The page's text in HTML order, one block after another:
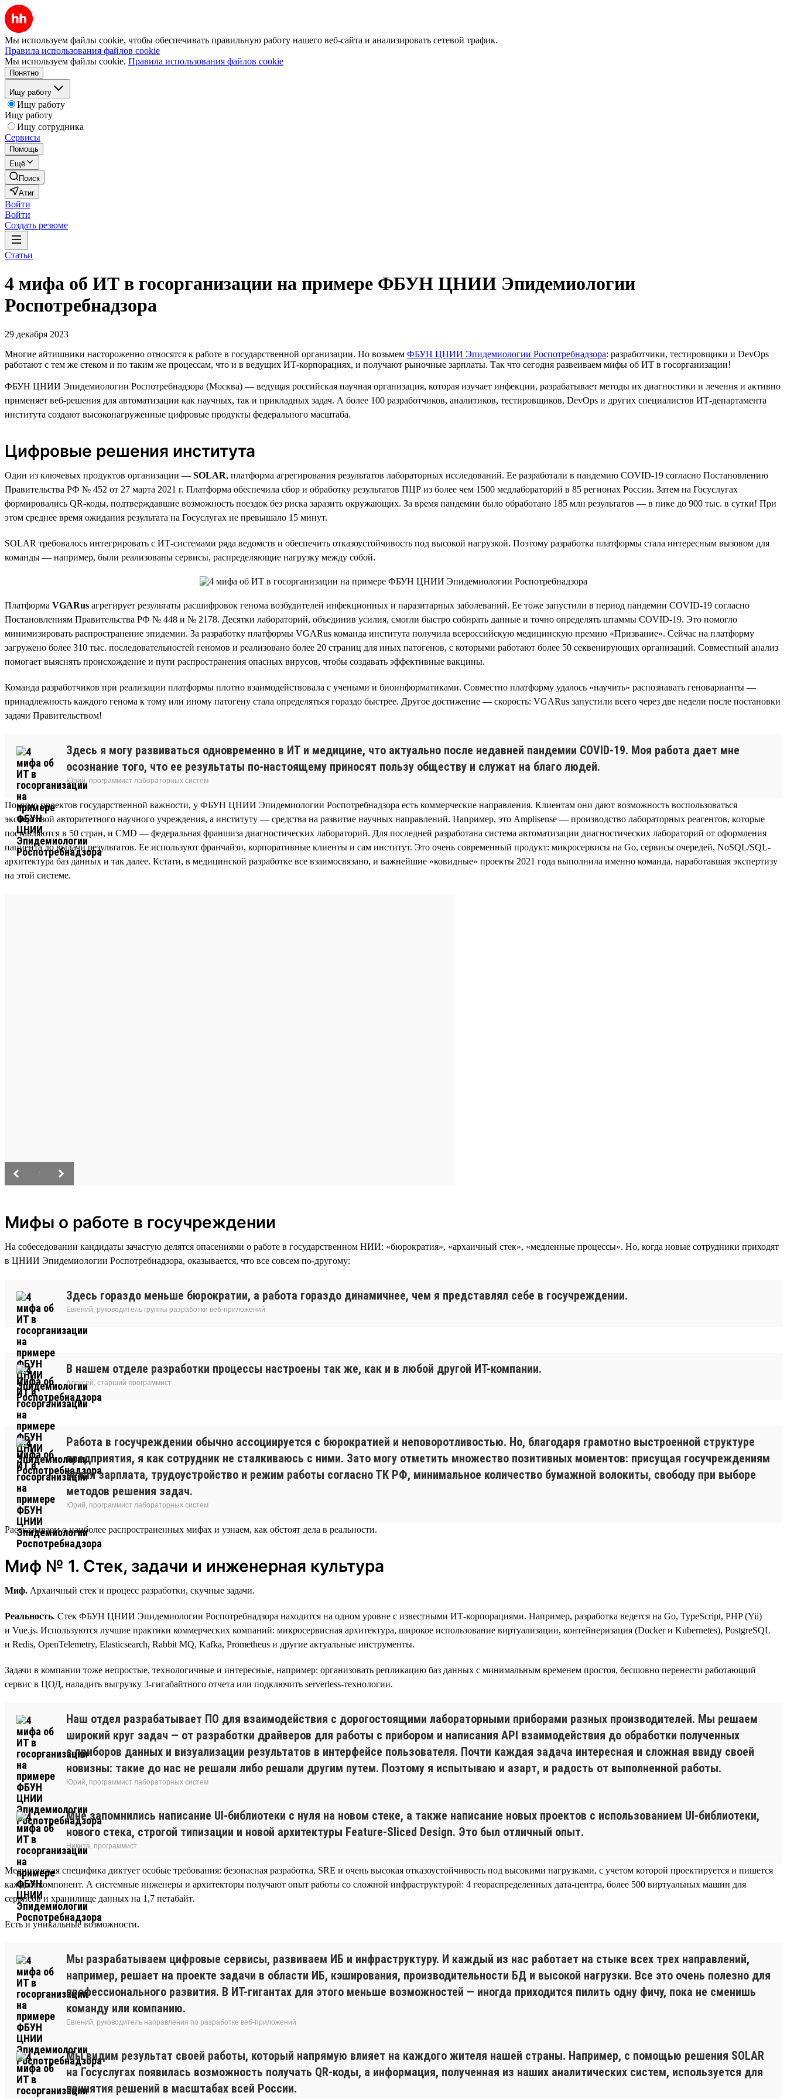
Мы используем файлы cookie, чтобы обеспечивать правильную работу нашего веб-сайта и анализировать сетевой трафик.
Правила использования файлов cookie
Мы используем файлы cookie. Правила использования файлов cookie
Понятно
Ищу работу
Ищу работу
Ищу работу
Ищу сотрудника
Сервисы
Помощь
Ещё
Поиск
Атиг
Войти
Войти
Создать резюме
Статьи
4 мифа об ИТ в госорганизации на примере ФБУН ЦНИИ Эпидемиологии
Роспотребнадзора
29 декабря 2023
Многие айтишники настороженно относятся к работе в государственной организации. Но возьмем ФБУН ЦНИИ Эпидемиологии Роспотребнадзора: разработчики, тестировщики и DevOps
работают с тем же стеком и по таким же процессам, что и в ведущих ИТ-корпорациях, и получают рыночные зарплаты. Так что сегодня развеиваем мифы об ИТ в госорганизации!
ФБУН ЦНИИ Эпидемиологии Роспотребнадзора (Москва) — ведущая российская научная организация, которая изучает инфекции, разрабатывает методы их диагностики и лечения и активно
применяет веб-решения для автоматизации как научных, так и прикладных задач. А более 100 разработчиков, аналитиков, тестировщиков, DevOps и других специалистов ИТ-департамента
института создают высоконагруженные цифровые продукты федерального масштаба.
Цифровые решения института
Один из ключевых продуктов организации — SOLAR, платформа агрегирования результатов лабораторных исследований. Ее разработали в пандемию COVID-19 согласно Постановлению
Правительства РФ № 452 от 27 марта 2021 г. Платформа обеспечила сбор и обработку результатов ПЦР из более чем 1500 медлабораторий в 85 регионах России. Затем на Госуслугах
формировались QR-коды, подтверждавшие возможность поездок без риска заразить окружающих. За время пандемии было обработано 185 млн результатов — в пике до 900 тыс. в сутки! При
этом среднее время ожидания результата на Госуслугах не превышало 15 минут.
SOLAR требовалось интегрировать с ИТ-системами ряда ведомств и обеспечить отказоустойчивость под высокой нагрузкой. Поэтому разработка платформы стала интересным вызовом для
команды — например, были реализованы сервисы, распределяющие нагрузку между собой.
Платформа VGARus агрегирует результаты расшифровок генома возбудителей инфекционных и паразитарных заболеваний. Ее тоже запустили в период пандемии COVID-19 согласно
Постановлениям Правительства РФ № 448 и № 2178. Десятки лабораторий, объединив усилия, смогли быстро собирать данные и точно определять штаммы COVID-19. Это помогло
минимизировать распространение эпидемии. За разработку платформы VGARus команда института получила всероссийскую медицинскую премию «Призвание». Сейчас на платформу
загружено более 310 тыс. последовательностей геномов и реализовано более 20 страниц для иных патогенов, с которыми работают более 50 секвенирующих организаций. Совместный анализ
помогает выяснять происхождение и пути распространения опасных вирусов, чтобы создавать эффективные вакцины.
Команда разработчиков при реализации платформы плотно взаимодействовала с учеными и биоинформатиками. Совместно платформу удалось «научить» распознавать геноварианты —
принадлежность каждого генома к тому или иному патогену стала определяться гораздо быстрее. Другое достижение — скорость: VGARus запустили всего через две недели после постановки
задачи Правительством!
Здесь я могу развиваться одновременно в ИТ и медицине, что актуально после недавней пандемии COVID-19. Моя работа дает мне
осознание того, что ее результаты по-настоящему приносят пользу обществу и служат на благо людей.
Юрий, программист лабораторных систем
Помимо проектов государственной важности, у ФБУН ЦНИИ Эпидемиологии Роспотребнадзора есть коммерческие направления. Клиентам они дают возможность воспользоваться
экспертизой авторитетного научного учреждения, а институту — средства на развитие научных направлений. Например, это Amplisense — производство лабораторных реагентов, которые
поставляются в 50 стран, и CMD — федеральная франшиза диагностических лабораторий. Для последней разработана система автоматизации диагностических лабораторий от оформления
пациента до выдачи результатов. Ее используют франчайзи, корпоративные клиенты и сам институт. Это очень современный продукт: микросервисы на Go, сервисы очередей, NoSQL/SQL-
архитектура баз данных и так далее. Кстати, в медицинской разработке все взаимосвязано, и важнейшие «ковидные» проекты 2021 года выполнила именно команда, наработавшая экспертизу
на этой системе.
Мифы о работе в госучреждении
На собеседовании кандидаты зачастую делятся опасениями о работе в государственном НИИ: «бюрократия», «архаичный стек», «медленные процессы». Но, когда новые сотрудники приходят
в ЦНИИ Эпидемиологии Роспотребнадзора, оказывается, что все совсем по-другому:
Здесь гораздо меньше бюрократии, а работа гораздо динамичнее, чем я представлял себе в госучреждении.
Евгений, руководитель группы разработки веб-приложений
В нашем отделе разработки процессы настроены так же, как и в любой другой ИТ-компании.
Алексей, старший программист
Работа в госучреждении обычно ассоциируется с бюрократией и неповоротливостью. Но, благодаря грамотно выстроенной структуре
предприятия, я как сотрудник не сталкиваюсь с ними. Зато могу отметить множество позитивных моментов: присущая госучреждениям
белая зарплата, трудоустройство и режим работы согласно ТК РФ, минимальное количество бумажной волокиты, свободу при выборе
методов решения задач.
Юрий, программист лабораторных систем
Рассказываем о наиболее распространенных мифах и узнаем, как обстоят дела в реальности.
Миф № 1. Стек, задачи и инженерная культура
Миф. Архаичный стек и процесс разработки, скучные задачи.
Реальность. Стек ФБУН ЦНИИ Эпидемиологии Роспотребнадзора находится на одном уровне с известными ИТ-корпорациями. Например, разработка ведется на Go, TypeScript, PHP (Yii)
и Vue.js. Используются лучшие практики коммерческих компаний: микросервисная архитектура, широкое использование виртуализации, контейнеризация (Docker и Kubernetes), PostgreSQL
и Redis, OpenTelemetry, Elasticsearch, Rabbit MQ, Kafka, Prometheus и другие актуальные инструменты.
Задачи в компании тоже непростые, технологичные и интересные, например: организовать репликацию баз данных с минимальным временем простоя, бесшовно перенести работающий
сервис в ЦОД, наладить выгрузку 3‑гигабайтного отчета или подключить serverless-технологии.
Наш отдел разрабатывает ПО для взаимодействия с дорогостоящими лабораторными приборами разных производителей. Мы решаем
широкий круг задач — от разработки драйверов для работы с прибором и написания API взаимодействия до обработки полученных
с приборов данных и визуализации результатов в интерфейсе пользователя. Почти каждая задача интересная и сложная ввиду своей
новизны: такие до нас не решали либо решали другим путем. Поэтому я испытываю и азарт, и радость от выполненной работы.
Юрий, программист лабораторных систем
Мне запомнились написание UI-библиотеки с нуля на новом стеке, а также написание новых проектов с использованием UI-библиотеки,
нового стека, строгой типизации и новой архитектуры Feature-Sliced Design. Это был отличный опыт.
Никита, программист
Медицинская специфика диктует особые требования: безопасная разработка, SRE и очень высокая отказоустойчивость под высокими нагрузками, с учетом которой проектируется и пишется
каждый компонент. А системные инженеры и архитекторы получают опыт работы со сложной инфраструктурой: 4 геораспределенных дата-центра, более 500 виртуальных машин для
сервисов и хранилище данных на 1,7 петабайт.
Есть и уникальные возможности.
Мы разрабатываем цифровые сервисы, развиваем ИБ и инфраструктуру. И каждый из нас работает на стыке всех трех направлений,
например, решает на проекте задачи в области ИБ, кэширования, производительности БД и высокой нагрузки. Все это очень полезно для
профессионального развития. В ИТ-гигантах для этого меньше возможностей — иногда приходится пилить одну фичу, пока не сменишь
команду или компанию.
Евгений, руководитель направления по разработке веб-приложений
Мы видим результат своей работы, который напрямую влияет на каждого жителя нашей страны. Например, с помощью решения SOLAR
на Госуслугах появилась возможность получать QR-коды, а информация, полученная из наших аналитических систем, используется для
принятия решений в масштабах всей России.